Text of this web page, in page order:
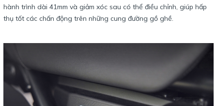
hành trình dài 41mm và giảm xóc sau có thể điều chỉnh, giúp hấp
thụ tốt các chấn động trên những cung đường gồ ghề.